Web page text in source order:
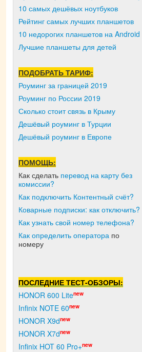
10 самых дешёвых ноутбуков
Рейтинг самых лучших планшетов
10 недорогих планшетов на Android
Лучшие планшеты для детей
ПОДОБРАТЬ ТАРИФ:
Роуминг за границей 2019
Роуминг по России 2019
Сколько стоит связь в Крыму
Дешёвый роуминг в Турции
Дешёвый роуминг в Европе
ПОМОЩЬ:
Как сделать перевод на карту без
комиссии?
Как подключить Контентный счёт?
Коварные подписки: как отключить?
Как узнать свой номер телефона?
Как определить оператора по
номеру
ПОСЛЕДНИЕ ТЕСТ-ОБЗОРЫ:
HONOR 600 Litenew
Infinix NOTE 60new
HONOR X9dnew
HONOR X7dnew
Infinix HOT 60 Pro+new